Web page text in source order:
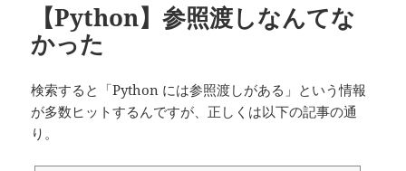
【Python】参照渡しなんてな
かった
検索すると「Python には参照渡しがある」という情報
が多数ヒットするんですが、正しくは以下の記事の通
り。